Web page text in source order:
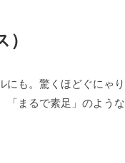
も。驚くほどぐにゃ
まるで素足」のよう